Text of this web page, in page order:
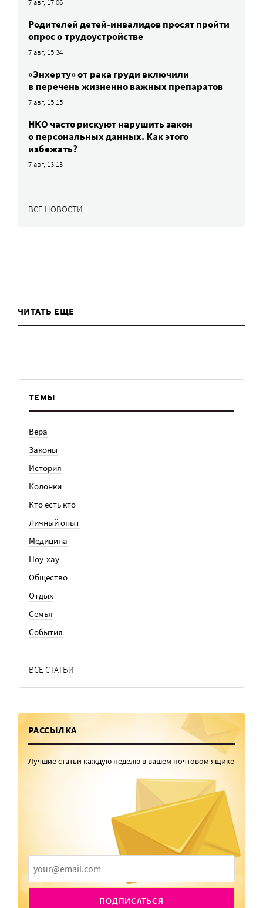
7 авг, 17:06
Родителей детей-инвалидов просят пройти
опрос о трудоустройстве
7 авг, 15:34
«Энхерту» от рака груди включили
в перечень жизненно важных препаратов
7 авг, 15:15
НКО часто рискуют нарушить закон
о персональных данных. Как этого
избежать?
7 авг, 13:13
ВСЕ НОВОСТИ
ЧИТАТЬ ЕЩЕ
ТЕМЫ
Вера
Законы
История
Колонки
Кто есть кто
Личный опыт
Медицина
Ноу-хау
Общество
Отдых
Семья
События
ВСЕ СТАТЬИ
РАССЫЛКА
Лучшие статьи каждую неделю в вашем почтовом ящике
ПОДПИСАТЬСЯ